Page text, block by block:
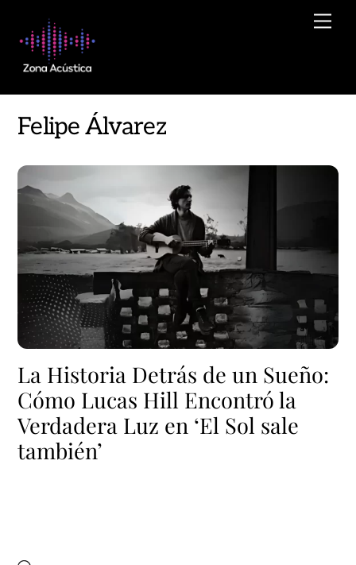
content
Felipe Álvarez
La Historia Detrás de un Sueño:
Cómo Lucas Hill Encontró la
Verdadera Luz en ‘El Sol sale
también’